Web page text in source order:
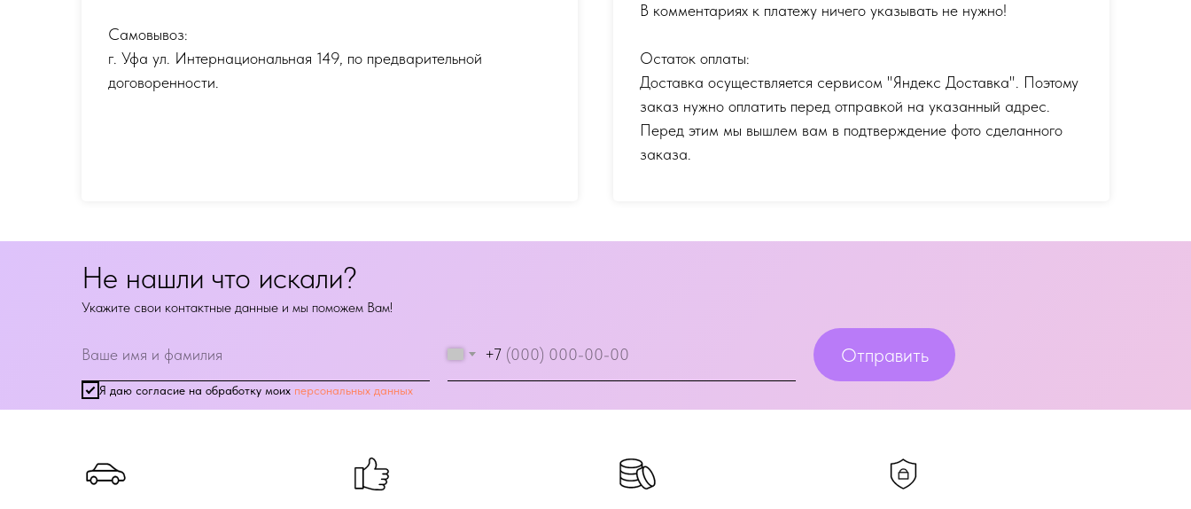
Самовывоз:
г. Уфа ул. Интернациональная 149, по предварительной
договоренности.
В комментариях к платежу ничего указывать не нужно!
Остаток оплаты:
Доставка осуществляется сервисом "Яндекс Доставка". Поэтому
заказ нужно оплатить перед отправкой на указанный адрес.
Перед этим мы вышлем вам в подтверждение фото сделанного
заказа.
+7
Я даю согласие на обработку моих персональных данных
Отправить
Не нашли что искали?
Укажите свои контактные данные и мы поможем Вам!